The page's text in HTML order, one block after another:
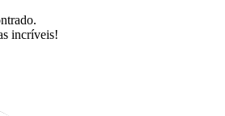
incríveis!